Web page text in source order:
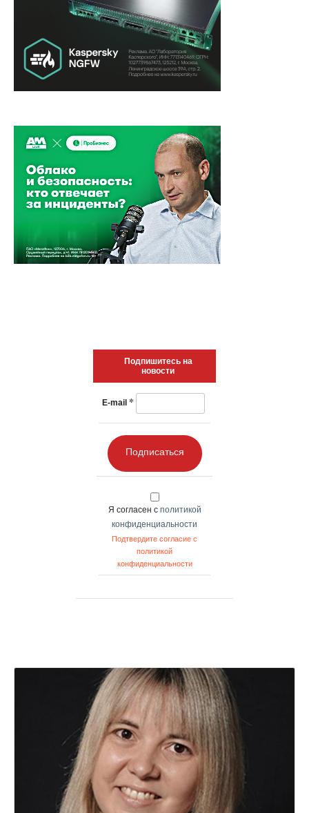
Подпишитесь на
новости
E-mail *
Подписаться
Я согласен с политикой
конфиденциальности
Подтвердите согласие с
политикой
конфиденциальности